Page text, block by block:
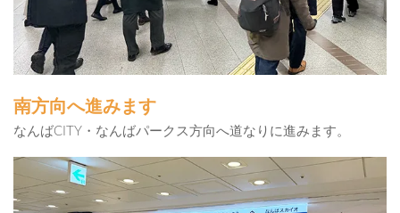
南方向へ進みます
なんばCITY・なんばパークス方向へ道なりに進みます。